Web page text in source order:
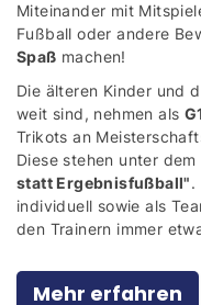
Miteinander mit
Fußball oder andere
Spaß machen!
Die älteren Kinder und
weit sind, nehmen als
Trikots an
Diese stehen unter
statt Ergebnisfußball".
individuell sowie als
den Trainern immer
Mehr erfahren